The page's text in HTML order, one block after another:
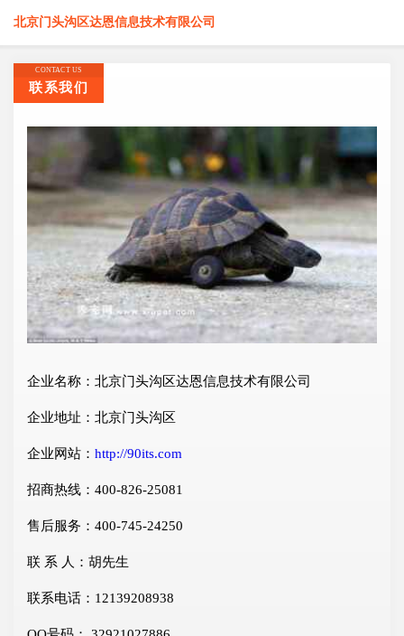
北京门头沟区达恩信息技术有限公司
CONTACT US
联系我们
企业名称：北京门头沟区达恩信息技术有限公司
企业地址：北京门头沟区
企业网站： http://90its.com
招商热线：400-826-25081
售后服务：400-745-24250
联 系 人：胡先生
联系电话：12139208938